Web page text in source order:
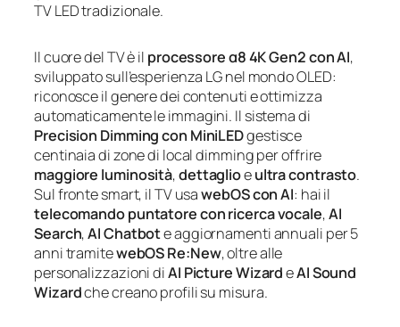
TV LED tradizionale.
Il cuore del TV è il processore α8 4K Gen2 con AI,
sviluppato sull’esperienza LG nel mondo OLED:
riconosce il genere dei contenuti e ottimizza
automaticamente le immagini. Il sistema di
Precision Dimming con MiniLEDgestisce
centinaia di zone di local dimming per offrire
maggiore luminosità,dettaglioeultra contrasto.
Sul fronte smart, il TV usawebOS con AI: hai il
telecomando puntatore con ricerca vocale,AI
Search,AI Chatbote aggiornamenti annuali per 5
anni tramitewebOS Re:New, oltre alle
personalizzazioni diAI Picture WizardeAI Sound
Wizardche creano profili su misura.